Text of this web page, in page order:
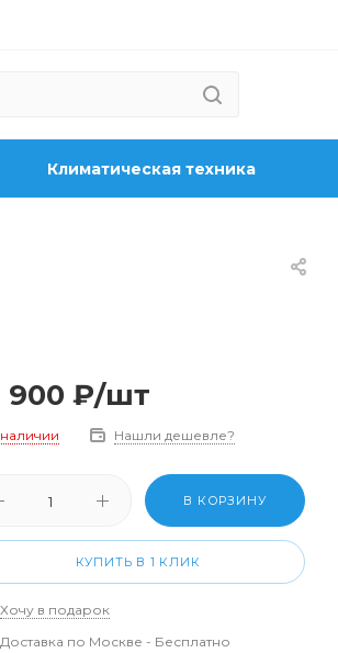
Климатическая техника
900 ₽/шт
Нашли дешевле?
В КОРЗИНУ
КУПИТЬ В 1 КЛИК
Хочу в подарок
Доставка по Москве - Бесплатно